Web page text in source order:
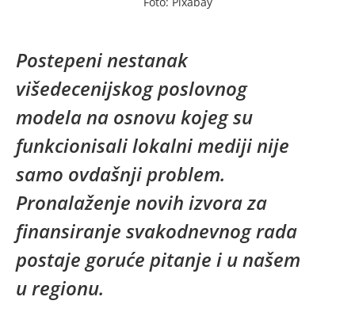
Postepeni nestanak
višedecenijskog poslovnog
modela na osnovu kojeg su
funkcionisali lokalni mediji nije
samo ovdašnji problem.
Pronalaženje novih izvora za
finansiranje svakodnevnog rada
postaje goruće pitanje i u našem
u regionu.